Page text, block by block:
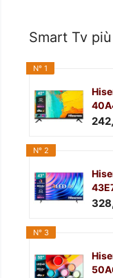
Smart Tv
N° 1
N° 2
N° 3